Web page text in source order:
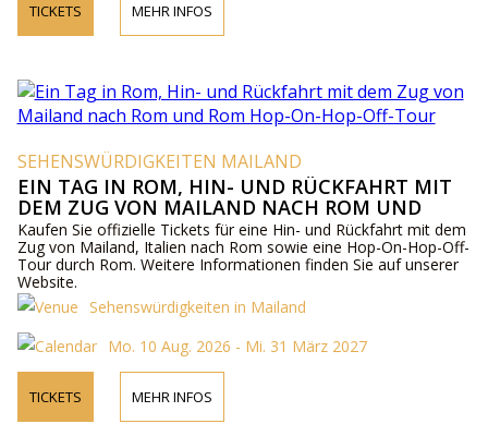
TICKETS MEHR INFOS
SEHENSWÜRDIGKEITEN MAILAND
EIN TAG IN ROM, HIN- UND RÜCKFAHRT MIT
DEM ZUG VON MAILAND NACH ROM UND
ROM HOP-ON-HOP-OFF-TOUR
Kaufen Sie offizielle Tickets für eine Hin- und Rückfahrt mit dem
Zug von Mailand, Italien nach Rom sowie eine Hop-On-Hop-Off-
Tour durch Rom. Weitere Informationen finden Sie auf unserer
Website.
Sehenswürdigkeiten in Mailand
Mo. 10 Aug. 2026 - Mi. 31 März 2027
TICKETS MEHR INFOS